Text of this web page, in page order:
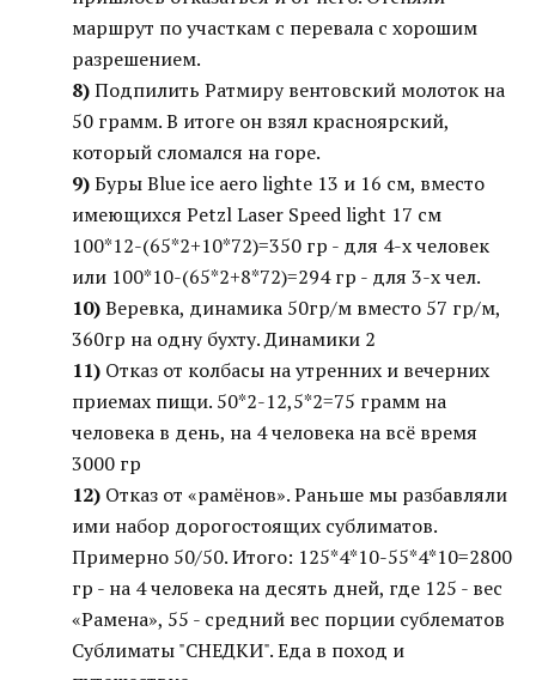
маршрут по участкам с перевала с хорошим
разрешением.
8)Подпилить Ратмиру вентовский молоток на
50 грамм. В итоге он взял красноярский,
который сломался на горе.
9)Буры Blue ice aero lighte 13 и 16 см, вместо
имеющихся Petzl Laser Speed light 17 см
100*12-(65*2+10*72)=350 гр - для 4-х человек
или 100*10-(65*2+8*72)=294 гр - для 3-х чел.
10)Веревка, динамика 50гр/м вместо 57 гр/м,
360гр на одну бухту. Динамики 2
11) Отказ от колбасы на утренних и вечерних
приемах пищи. 50*2-12,5*2=75 грамм на
человека в день, на 4 человека на всё время
3000 гр
12) Отказ от «рамёнов». Раньше мы разбавляли
ими набор дорогостоящих сублиматов.
Примерно 50/50. Итого: 125*4*10-55*4*10=2800
гр - на 4 человека на десять дней, где 125 - вес
«Рамена», 55 - средний вес порции сублематов
Сублиматы "СНЕДКИ". Еда в поход и